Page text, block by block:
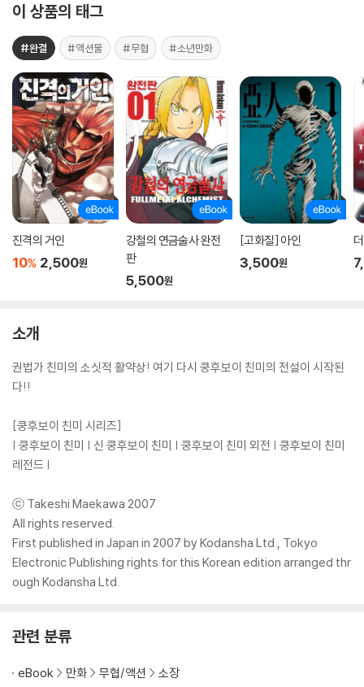
이 상품의 태그
#완결 #액션물 #무협 #소년만화
진격의 거인
10% 2,500원
강철의 연금술사 완전
판
5,500원
[고화질] 아인
3,500원
소개
권법가 친미의 소싯적 활약상! 여기 다시 쿵후보이 친미의 전설이 시작된
다!!
[쿵후보이 친미 시리즈]
| 쿵후보이 친미 | 신 쿵후보이 친미 | 쿵후보이 친미 외전 | 쿵후보이 친미
레전드 |
ⓒ Takeshi Maekawa 2007
All rights reserved.
First published in Japan in 2007 by Kodansha Ltd., Tokyo
Electronic Publishing rights for this Korean edition arranged thr
ough Kodansha Ltd.
관련 분류
eBook 만화 무협/액션 소장